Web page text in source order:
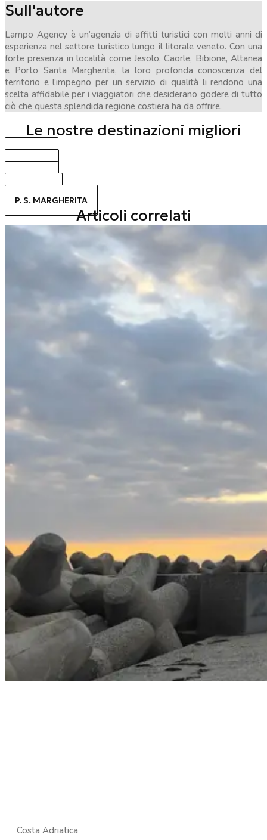
Sull'autore
Lampo Agency è un’agenzia di affitti turistici con molti anni di
esperienza nel settore turistico lungo il litorale veneto. Con una
forte presenza in località come Jesolo, Caorle, Bibione, Altanea
e Porto Santa Margherita, la loro profonda conoscenza del
territorio e l’impegno per un servizio di qualità li rendono una
scelta affidabile per i viaggiatori che desiderano godere di tutto
ciò che questa splendida regione costiera ha da offrire.
Le nostre destinazioni migliori
BIBIONE
CAORLE
JESOLO
ALTANEA
P. S. MARGHERITA
Articoli correlati
Costa Adriatica